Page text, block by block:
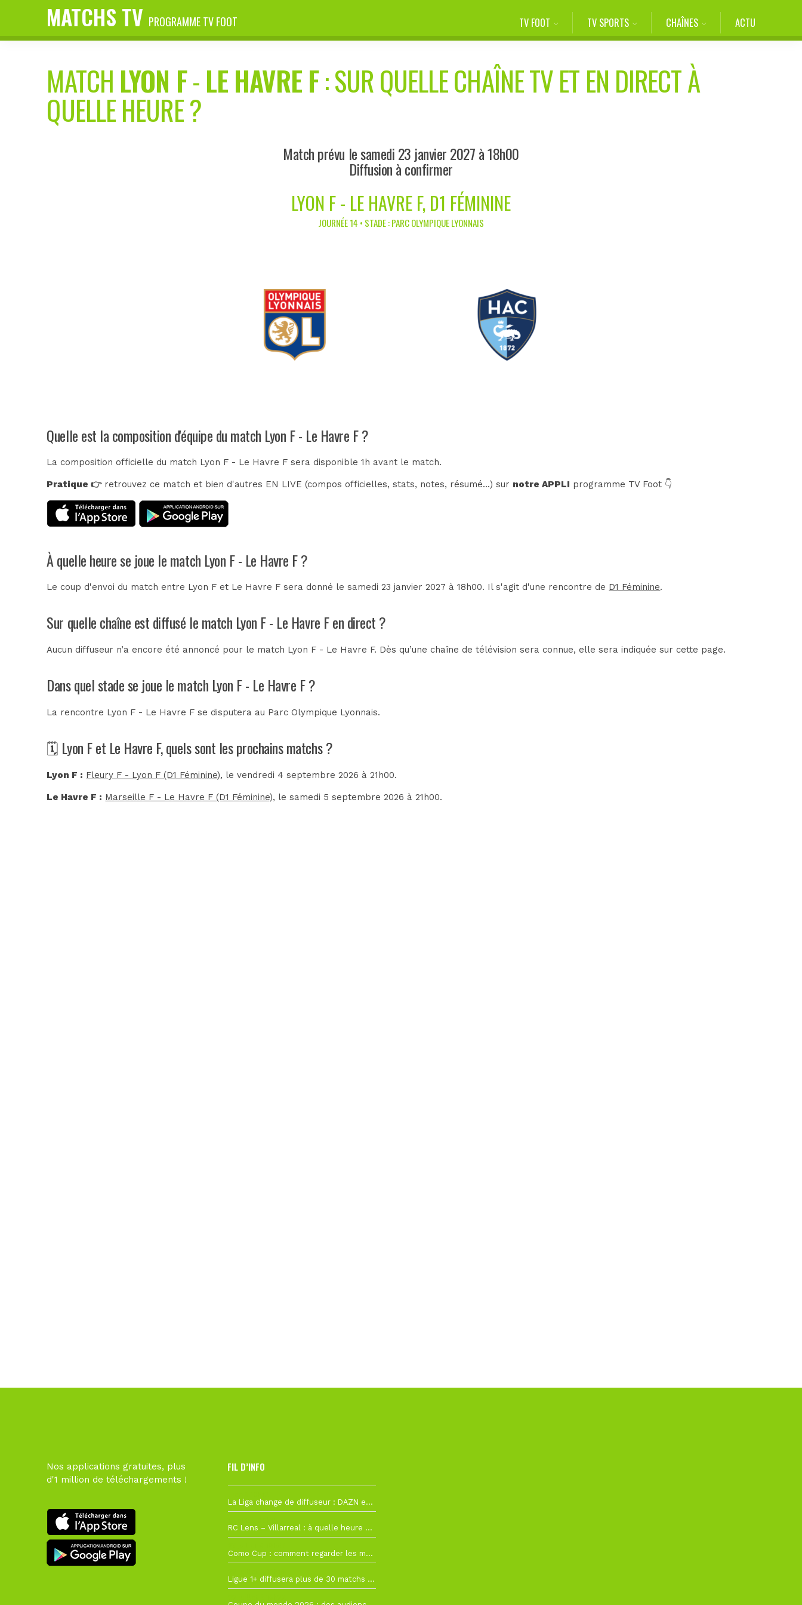
MATCHS TV PROGRAMME TV FOOT TV FOOT TV SPORTS CHAÎNES ACTU
MATCH LYON F-LE HAVRE F: SUR QUELLE CHAÎNE TV ET EN DIRECT À
QUELLE HEURE ?
Match prévu le samedi 23 janvier 2027 à 18h00
Diffusion à confirmer
LYON F - LE HAVRE F, D1 FÉMININE
JOURNÉE 14 • STADE : PARC OLYMPIQUE LYONNAIS
Quelle est la composition d'équipe du match Lyon F - Le Havre F ?
La composition officielle du match Lyon F - Le Havre F sera disponible 1h avant le match.
Pratique 👉retrouvez ce match et bien d'autres EN LIVE (compos officielles, stats, notes, résumé...) sur notre APPLI programme TV Foot 👇
À quelle heure se joue le match Lyon F - Le Havre F ?
Le coup d'envoi du match entre Lyon F et Le Havre F sera donné le samedi 23 janvier 2027 à 18h00. Il s'agit d'une rencontre de D1 Féminine.
Sur quelle chaîne est diffusé le match Lyon F - Le Havre F en direct ?
Aucun diffuseur n’a encore été annoncé pour le match Lyon F - Le Havre F. Dès qu’une chaîne de télévision sera connue, elle sera indiquée sur cette page.
Dans quel stade se joue le match Lyon F - Le Havre F ?
La rencontre Lyon F - Le Havre F se disputera au Parc Olympique Lyonnais.
🗓️ Lyon F et Le Havre F, quels sont les prochains matchs ?
Lyon F : Fleury F - Lyon F (D1 Féminine), le vendredi 4 septembre 2026 à 21h00.
Le Havre F : Marseille F - Le Havre F (D1 Féminine), le samedi 5 septembre 2026 à 21h00.
Nos applications gratuites, plus
d'1 million de téléchargements !
FIL D’INFO
La Liga change de diffuseur : DAZN et Disney+ remplacent beIN Sports !
RC Lens – Villarreal : à quelle heure et sur quelle chaîne voir la finale de la Como Cup ?
Como Cup : comment regarder les matchs du RC Lens en direct ?
Ligue 1+ diffusera plus de 30 matchs amicaux avant la reprise de la Ligue 1